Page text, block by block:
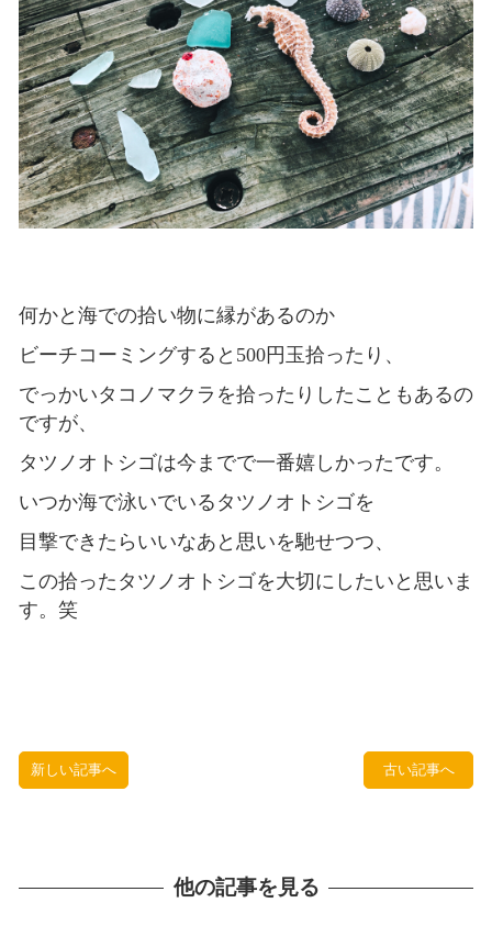
何かと海での拾い物に縁があるのか
ビーチコーミングすると500円玉拾ったり、
でっかいタコノマクラを拾ったりしたこともあるの
ですが、
タツノオトシゴは今までで一番嬉しかったです。
いつか海で泳いでいるタツノオトシゴを
目撃できたらいいなあと思いを馳せつつ、
この拾ったタツノオトシゴを大切にしたいと思いま
す。笑
新しい記事へ 古い記事へ
他の記事を見る